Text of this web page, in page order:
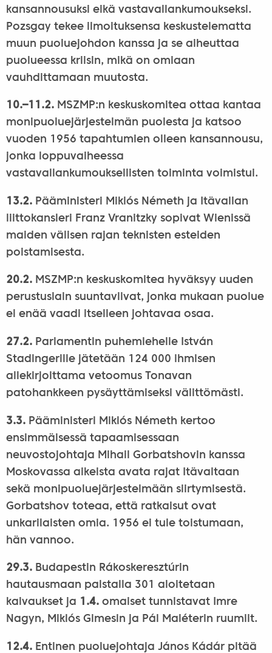
kansannousuksi eikä vastavallankumoukseksi.
Pozsgay tekee ilmoituksensa keskustelematta
muun puoluejohdon kanssa ja se aiheuttaa
puolueessa kriisin, mikä on omiaan
vauhdittamaan muutosta.
10.–11.2.MSZMP:n keskuskomitea ottaa kantaa
monipuoluejärjestelmän puolesta ja katsoo
vuoden 1956 tapahtumien olleen kansannousu,
jonka loppuvaiheessa
vastavallankumouksellisten toiminta voimistui.
13.2.Pääministeri Miklós Németh ja Itävallan
liittokansleri Franz Vranitzky sopivat Wienissä
maiden välisen rajan teknisten esteiden
poistamisesta.
20.2.MSZMP:n keskuskomitea hyväksyy uuden
perustuslain suuntaviivat, jonka mukaan puolue
ei enää vaadi itselleen johtavaa osaa.
27.2.Parlamentin puhemiehelle István
Stadingerille jätetään 124 000 ihmisen
allekirjoittama vetoomus Tonavan
patohankkeen pysäyttämiseksi välittömästi.
3.3.Pääministeri Miklós Németh kertoo
ensimmäisessä tapaamisessaan
neuvostojohtaja Mihail Gorbatshovin kanssa
Moskovassa aikeista avata rajat Itävaltaan
sekä monipuoluejärjestelmään siirtymisestä.
Gorbatshov toteaa, että ratkaisut ovat
unkarilaisten omia. 1956 ei tule toistumaan,
hän vannoo.
29.3.Budapestin Rákoskeresztúrin
hautausmaan palstalla 301 aloitetaan
kaivaukset ja 1.4.omaiset tunnistavat Imre
Nagyn, Miklós Gimesin ja Pál Maléterin ruumiit.
12.4.Entinen puoluejohtaja János Kádár pitää